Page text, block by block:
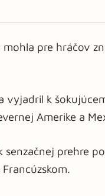
pre hráčov
vyjadril k
Amerike a
prehre